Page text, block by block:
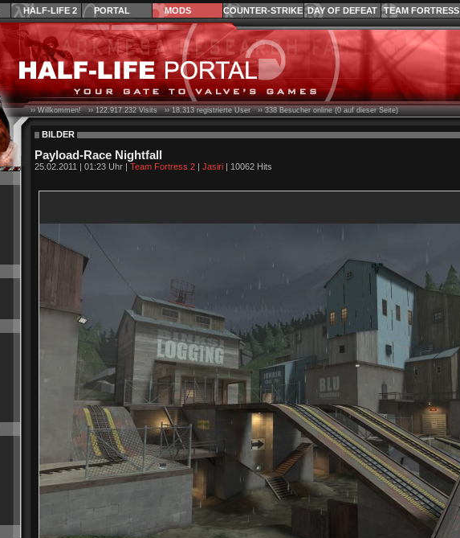
HALF-LIFE 2 PORTAL MODS COUNTER-STRIKE DAY OF DEFEAT TEAM FORTRESS
›› Willkommen! ››122.917.232Visits ››18.313registrierte User ››338Besucher online (0 auf dieser Seite)
BILDER
Payload-Race Nightfall
25.02.2011 | 01:23 Uhr | Team Fortress 2| Jasiri| 10062 Hits